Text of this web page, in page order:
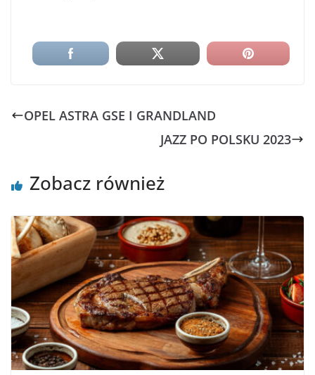
OPEL ASTRA GSE I GRANDLAND
JAZZ PO POLSKU 2023
Zobacz również